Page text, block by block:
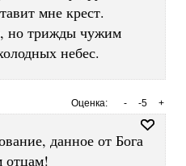
мне крест.
но трижды чужим
небес.
Оценка: +
-5
-
данное от Бога